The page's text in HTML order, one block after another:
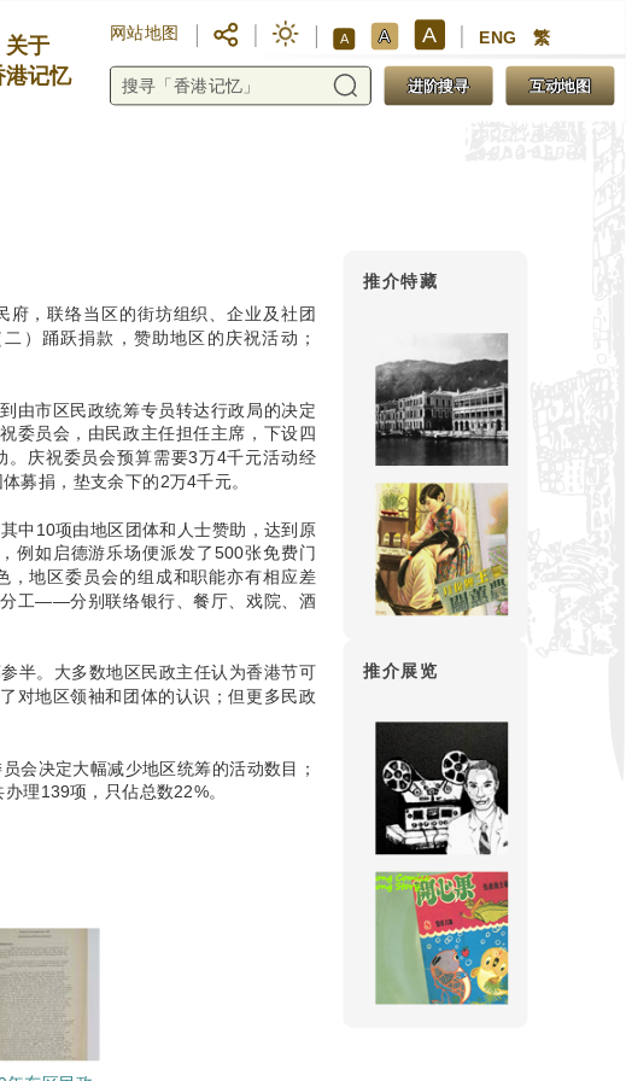
关于
港记忆
网站地图 A A A ENG 繁
进阶搜寻 互动地图
，联络当区的街坊组织、企业及社团
）踊跃捐款，赞助地区的庆祝活动；
由市区民政统筹专员转达行政局的决定
委员会，由民政主任担任主席，下设四
庆祝委员会预算需要3万4千元活动经
募捐，垫支余下的2万4千元。
中10项由地区团体和人士赞助，达到原
例如启德游乐场便派发了500张免费门
，地区委员会的组成和职能亦有相应差
工——分别联络银行、餐厅、戏院、酒
半。大多数地区民政主任认为香港节可
对地区领袖和团体的认识；但更多民政
会决定大幅减少地区统筹的活动数目；
理139项，只佔总数22%。
推介特藏
推介展览